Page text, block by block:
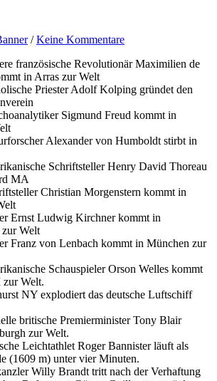
/Keine Kommentare
französische Revolutionär Maximilien de
in Arras zur Welt
Priester Adolf Kolping gründet den
Sigmund Freud kommt in
Alexander von Humboldt stirbt in
Schriftsteller Henry David Thoreau
MA
Christian Morgenstern kommt in
Ernst Ludwig Kirchner kommt in
Welt
Franz von Lenbach kommt in München zur
Schauspieler Orson Welles kommt
Welt.
NY explodiert das deutsche Luftschiff
britische Premierminister Tony Blair
zur Welt.
Leichtathlet Roger Bannister läuft als
(1609 m) unter vier Minuten.
Willy Brandt tritt nach der Verhaftung